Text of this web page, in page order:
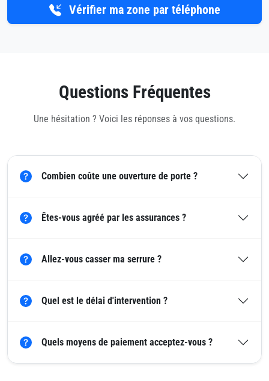
Vérifier ma zone par téléphone
Questions Fréquentes
Une hésitation ? Voici les réponses à vos questions.
Combien coûte une ouverture de porte ?
Êtes-vous agréé par les assurances ?
Allez-vous casser ma serrure ?
Quel est le délai d'intervention ?
Quels moyens de paiement acceptez-vous ?